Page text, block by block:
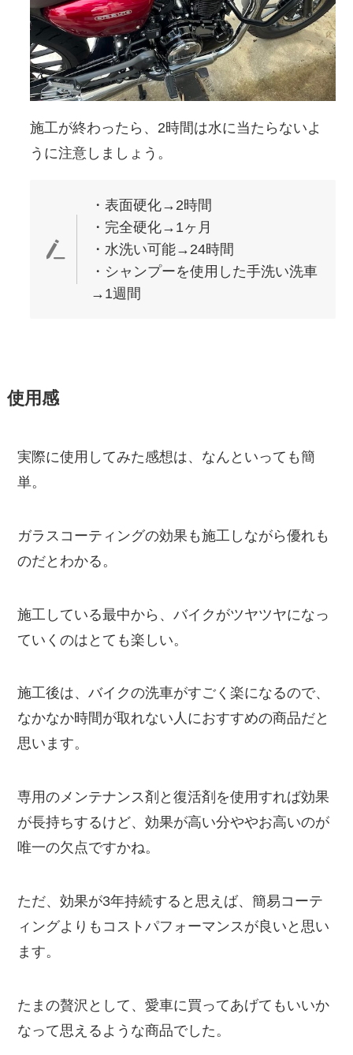
施工が終わったら、2時間は水に当たらないよ
うに注意しましょう。
・表面硬化→2時間
・完全硬化→1ヶ月
・水洗い可能→24時間
・シャンプーを使用した手洗い洗車
→1週間
使用感
実際に使用してみた感想は、なんといっても簡
単。
ガラスコーティングの効果も施工しながら優れも
のだとわかる。
施工している最中から、バイクがツヤツヤになっ
ていくのはとても楽しい。
施工後は、バイクの洗車がすごく楽になるので、
なかなか時間が取れない人におすすめの商品だと
思います。
専用のメンテナンス剤と復活剤を使用すれば効果
が長持ちするけど、効果が高い分ややお高いのが
唯一の欠点ですかね。
ただ、効果が3年持続すると思えば、簡易コーテ
ィングよりもコストパフォーマンスが良いと思い
ます。
たまの贅沢として、愛車に買ってあげてもいいか
なって思えるような商品でした。